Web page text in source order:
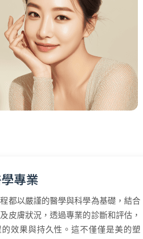
專業
都以嚴謹的醫學與科學為基礎，結合
皮膚狀況，透過專業的診斷和評估，
效果與持久性。這不僅僅是美的塑